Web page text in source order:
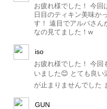
お疲れ様でした！ 今回
日目のティキン美味か
す！ 遠目でアルバさん
なの見てました！w
iso
お疲れ様でした！ 今回
いました😊 とても良
が止まりませんでした
GUN